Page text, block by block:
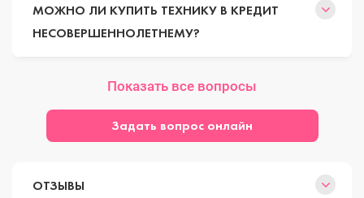
МОЖНО ЛИ КУПИТЬ ТЕХНИКУ В КРЕДИТ
НЕСОВЕРШЕННОЛЕТНЕМУ?
Показать все вопросы
Задать вопрос онлайн
ОТЗЫВЫ